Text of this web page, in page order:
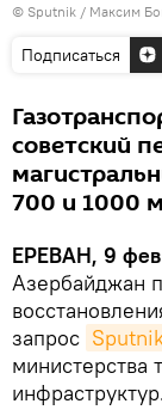
© Sputnik / Максим
Подписаться
советский
700 и 1000
ЕРЕВАН, 9
Азербайджан
запрос
министерства